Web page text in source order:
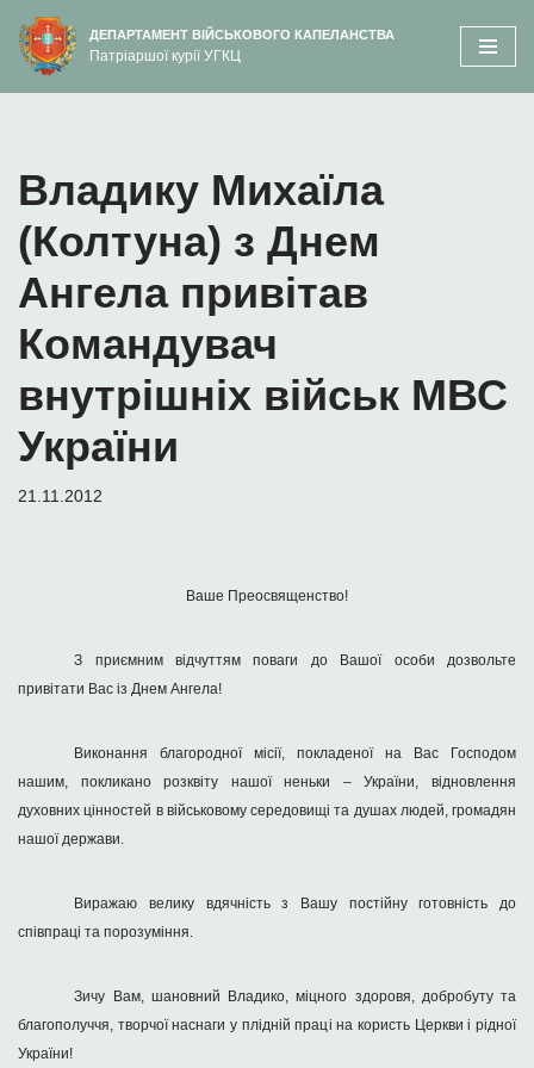
вмісту
Перейти
до
ДЕПАРТАМЕНТ ВІЙСЬКОВОГО КАПЕЛАНСТВА
Патріаршої курії УГКЦ
Владику Михаїла
(Колтуна) з Днем
Ангела привітав
Командувач
внутрішніх військ МВС
України
21.11.2012
Ваше Преосвященство!
З приємним відчуттям поваги до Вашої особи дозвольте
привітати Вас із Днем Ангела!
Виконання благородної місії, покладеної на Вас Господом
нашим, покликано розквіту нашої неньки – України, відновлення
духовних цінностей в військовому середовищі та душах людей, громадян
нашої держави.
Виражаю велику вдячність з Вашу постійну готовність до
співпраці та порозуміння.
Зичу Вам, шановний Владико, міцного здоровя, добробуту та
благополуччя, творчої наснаги у плідній праці на користь Церкви і рідної
України!